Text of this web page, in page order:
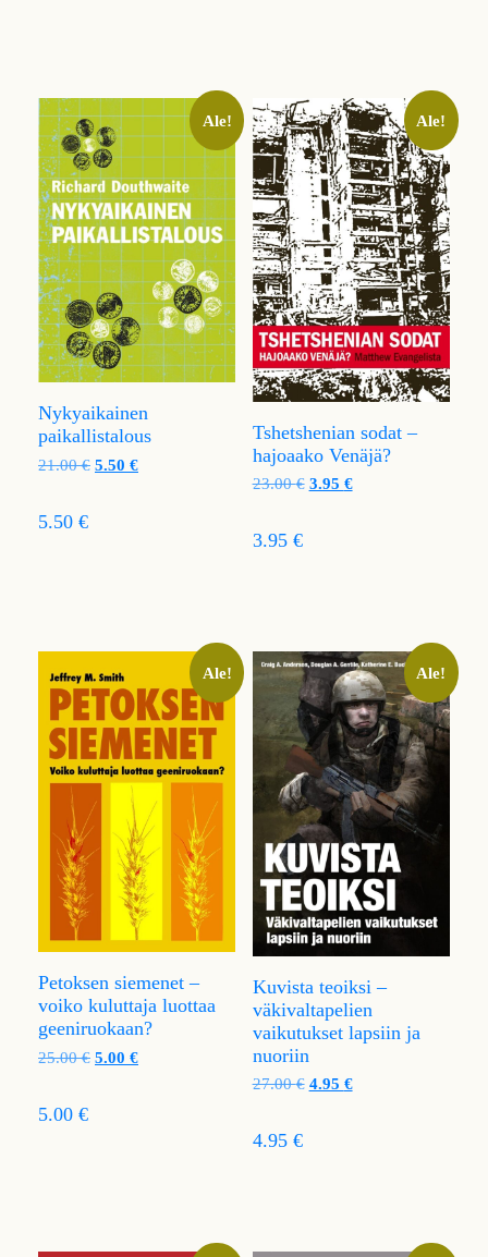
Ale!
Nykyaikainen
paikallistalous
21.00€ 5.50 €
5.50 €
Ale!
Tshetshenian sodat –
hajoaako Venäjä?
23.00€ 3.95 €
3.95 €
Ale!
Petoksen siemenet –
voiko kuluttaja luottaa
geeniruokaan?
25.00€ 5.00 €
5.00 €
Ale!
Kuvista teoiksi –
väkivaltapelien
vaikutukset lapsiin ja
nuoriin
27.00€ 4.95 €
4.95 €